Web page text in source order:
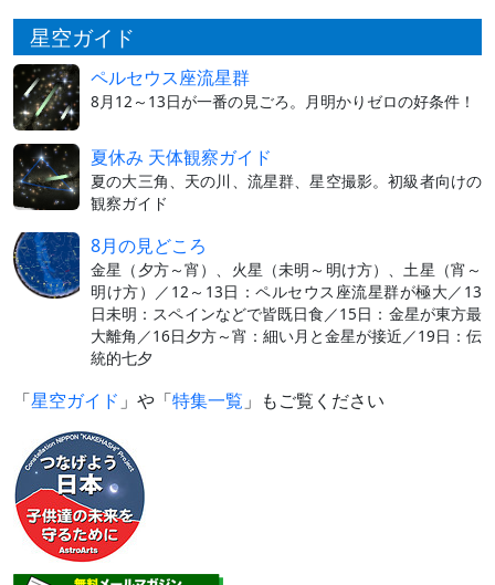
星空ガイド
ペルセウス座流星群
8月12～13日が一番の見ごろ。月明かりゼロの好条件！
夏休み 天体観察ガイド
夏の大三角、天の川、流星群、星空撮影。初級者向けの
観察ガイド
8月の見どころ
金星（夕方～宵）、火星（未明～明け方）、土星（宵～
明け方）／12～13日：ペルセウス座流星群が極大／13
日未明：スペインなどで皆既日食／15日：金星が東方最
大離角／16日夕方～宵：細い月と金星が接近／19日：伝
統的七夕
「星空ガイド 」や「特集一覧 」もご覧ください